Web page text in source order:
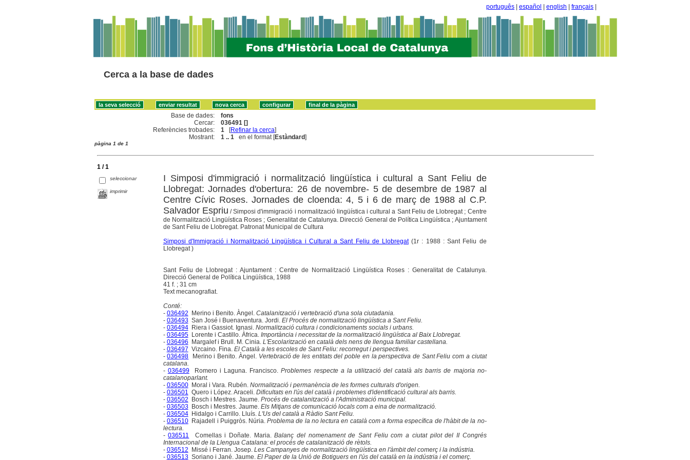
português español english français
Cerca a la base de dades
Base de dades:
fons
Cercar:
036491 []
Referències trobades:
1 [Refinar la cerca]
Mostrant:
1 .. 1 en el format [Estàndard]
pàgina 1 de 1
1 / 1
seleccionar
imprimir
I Simposi d'immigració i normalització lingüística i cultural a Sant Feliu de
Llobregat: Jornades d'obertura: 26 de novembre- 5 de desembre de 1987 al
Centre Cívic Roses. Jornades de cloenda: 4, 5 i 6 de març de 1988 al C.P.
Salvador Espriu / Simposi d'immigració i normalització lingüística i cultural a Sant Feliu de Llobregat ; Centre
de Normalització Lingüística Roses ; Generalitat de Catalunya. Direcció General de Política Lingüística ; Ajuntament
de Sant Feliu de Llobregat. Patronat Municipal de Cultura
Simposi d'Immigració i Normalització Lingüística i Cultural a Sant Feliu de Llobregat(1r : 1988 : Sant Feliu de
Llobregat )
Sant Feliu de Llobregat : Ajuntament : Centre de Normalització Lingüística Roses : Generalitat de Catalunya.
Direcció General de Política Lingüística, 1988
41 f. ; 31 cm
Text mecanografiat.
Conté:
- 036492 Merino i Benito. Àngel. Catalanització i vertebració d'una sola ciutadania.
- 036493San José i Buenaventura. Jordi. El Procés de normalització lingüística a Sant Feliu.
- 036494Riera i Gassiot. Ignasi. Normalització cultura i condicionaments socials i urbans.
- 036495Lorente i Castillo. Àfrica. Importància i necessitat de la normalització lingüística al Baix Llobregat.
- 036496 Margalef i Brull. M. Cinia. L'Escolarització en català dels nens de llengua familiar castellana.
- 036497 Vizcaino. Fina. El Català a les escoles de Sant Feliu: recorregut i perspectives.
-036498 Merino i Benito. Àngel. Vertebració de les entitats del poble en la perspectiva de Sant Feliu com a ciutat
catalana.
- 036499Romero i Laguna. Francisco.Problemes respecte a la utilització del català als barris de majoria no-
catalanoparlant.
- 036500Moral i Vara. Rubén. Normalització i permanència de les formes culturals d'origen.
- 036501 Quero i López. Araceli. Dificultats en l'ús del català i problemes d'identificació cultural als barris.
- 036502 Bosch i Mestres. Jaume. Procés de catalanització a l'Administració municipal.
- 036503Bosch i Mestres. Jaume. Els Mitjans de comunicació locals com a eina de normalització.
- 036504Hidalgo i Carrillo. Lluís. L'Us del català a Ràdio Sant Feliu.
- 036510Rajadell i Puiggròs. Núria.Problema de la no lectura en català com a forma específica de l'hàbit de la no-
lectura.
-036511 Comellas i Doñate. Maria.Balanç del nomenament de Sant Feliu com a ciutat pilot del II Congrés
Internacional de la Llengua Catalana: el procés de catalanització de rètols.
- 036512 Missé i Ferran. Josep. Les Campanyes de normalització lingüística en l'àmbit del comerç i la indústria.
- 036513Soriano i Jané. Jaume. El Paper de la Unió de Botiguers en l'ús del català en la indústria i el comerç.